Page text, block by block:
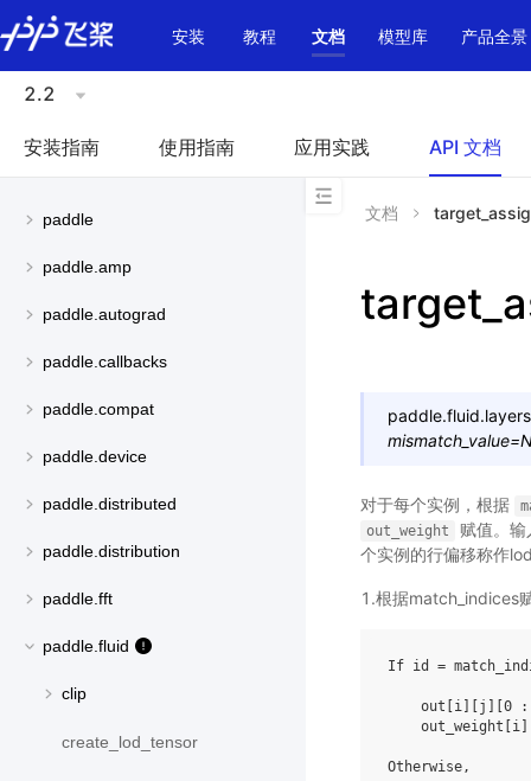
\u200E
安装
教程 文档 模型库 产品全景
2.2
安装指南 使用指南 应用实践 API 文档
paddle
paddle.amp
paddle.autograd
paddle.callbacks
paddle.compat
paddle.device
paddle.distributed
paddle.distribution
paddle.fft
paddle.fluid
clip
create_lod_tensor
文档
mismatch_value=
对于每个实例，根据
out_weight
赋值。
个实例的行偏移称作
1.根据match_indices
If id =
out[i][j][0
Otherwise,